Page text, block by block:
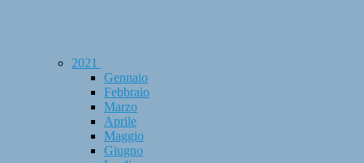
2021
Gennaio
Febbraio
Marzo
Aprile
Maggio
Giugno